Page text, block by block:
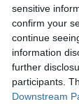
sensitive
confirm your
continue
information
further
participants.
Downstream